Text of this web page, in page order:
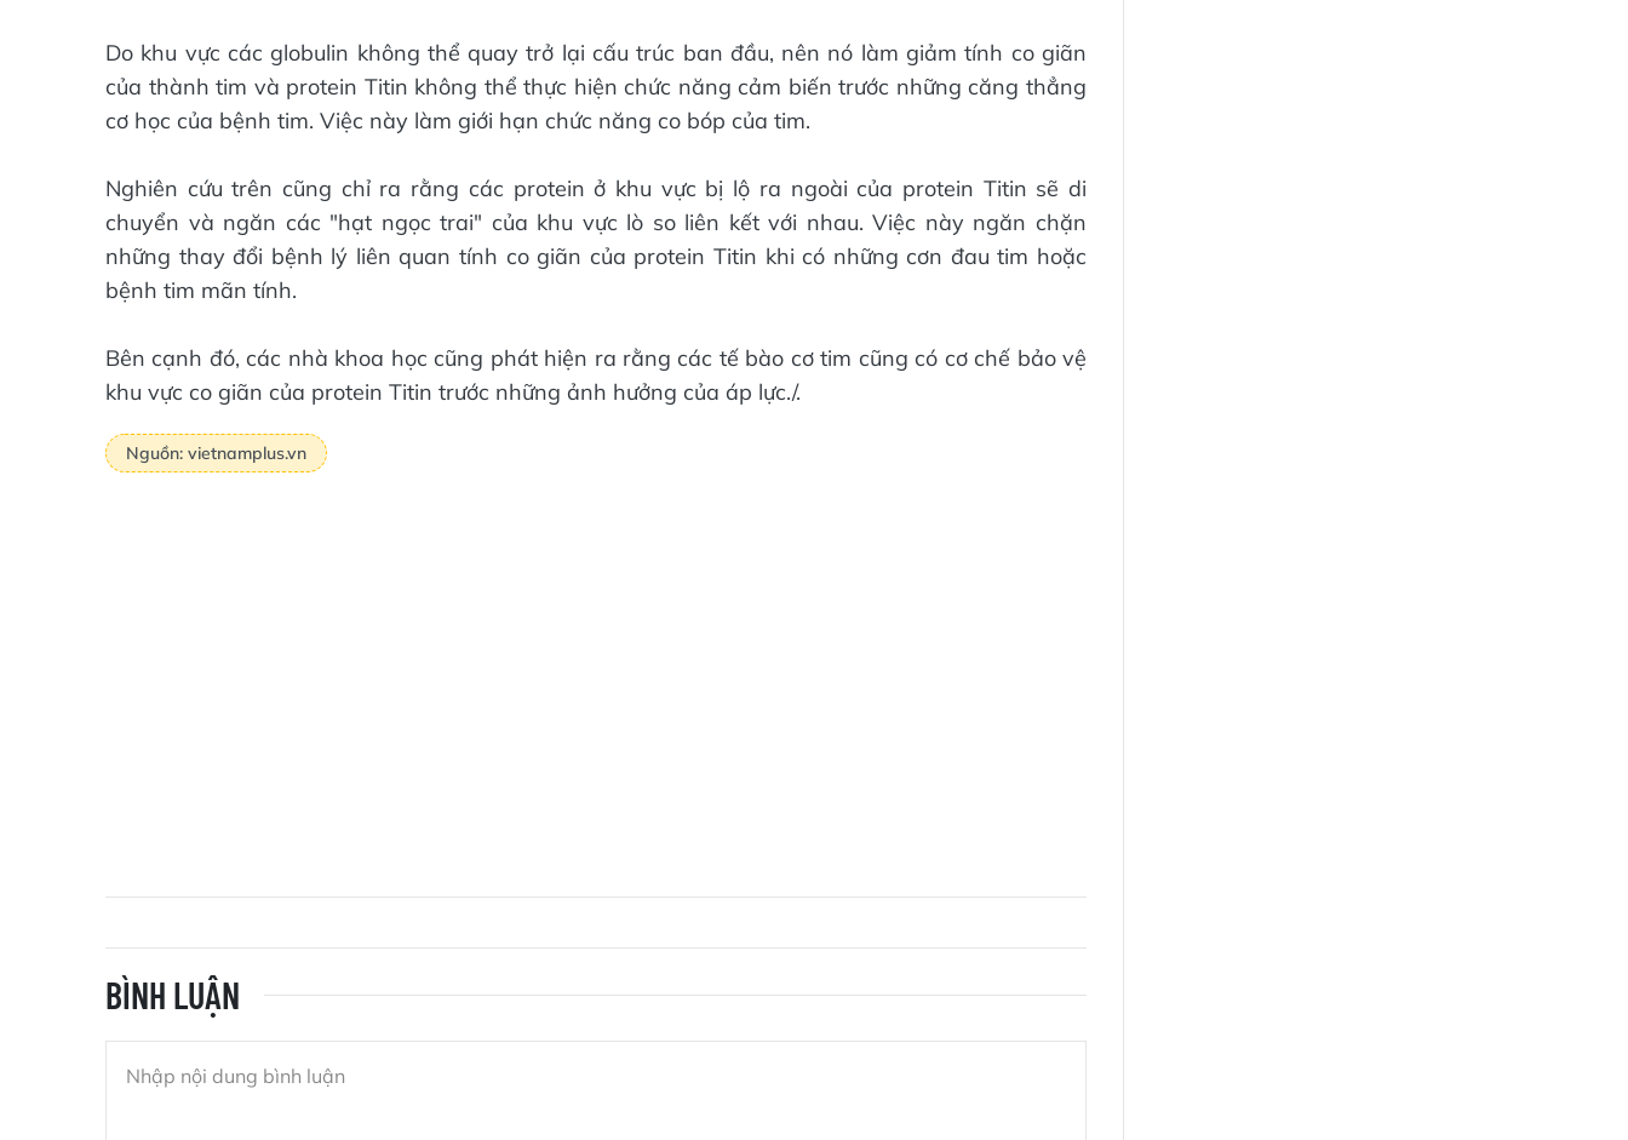
Do khu vực các globulin không thể quay trở lại cấu trúc ban đầu, nên nó làm giảm tính co giãn
của thành tim và protein Titin không thể thực hiện chức năng cảm biến trước những căng thẳng
cơ học của bệnh tim. Việc này làm giới hạn chức năng co bóp của tim.
Nghiên cứu trên cũng chỉ ra rằng các protein ở khu vực bị lộ ra ngoài của protein Titin sẽ di
chuyển và ngăn các "hạt ngọc trai" của khu vực lò so liên kết với nhau. Việc này ngăn chặn
những thay đổi bệnh lý liên quan tính co giãn của protein Titin khi có những cơn đau tim hoặc
bệnh tim mãn tính.
Bên cạnh đó, các nhà khoa học cũng phát hiện ra rằng các tế bào cơ tim cũng có cơ chế bảo vệ
khu vực co giãn của protein Titin trước những ảnh hưởng của áp lực./.
Nguồn: vietnamplus.vn
BÌNH LUẬN